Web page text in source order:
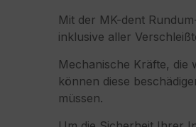
Mit der MK-dent
inklusive aller
Mechanische Kräfte,
können diese
müssen.